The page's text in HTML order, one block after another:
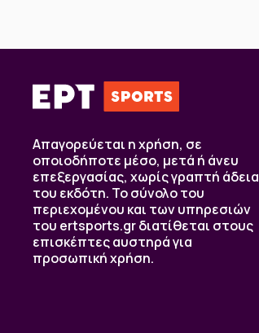
Απαγορεύεται η χρήση, σε
οποιοδήποτε μέσο, μετά ή άνευ
επεξεργασίας, χωρίς γραπτή άδεια
του εκδότη. Το σύνολο του
περιεχομένου και των υπηρεσιών
του ertsports.gr διατίθεται στους
επισκέπτες αυστηρά για
προσωπική χρήση.